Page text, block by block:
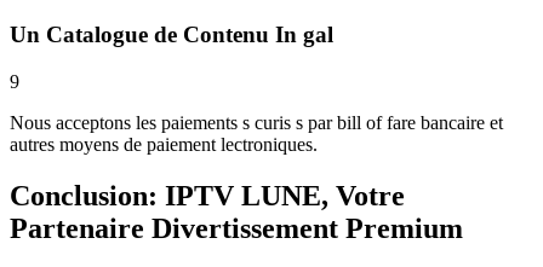
Un Catalogue de Contenu In gal
9
Nous acceptons les paiements s curis s par bill of fare bancaire et
autres moyens de paiement lectroniques.
Conclusion: IPTV LUNE, Votre
Partenaire Divertissement Premium